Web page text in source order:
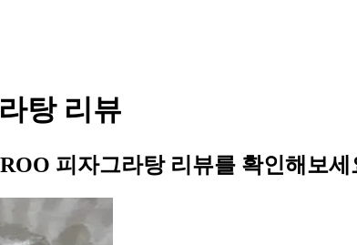
탕 리뷰
피자그라탕 리뷰를 확인해보세